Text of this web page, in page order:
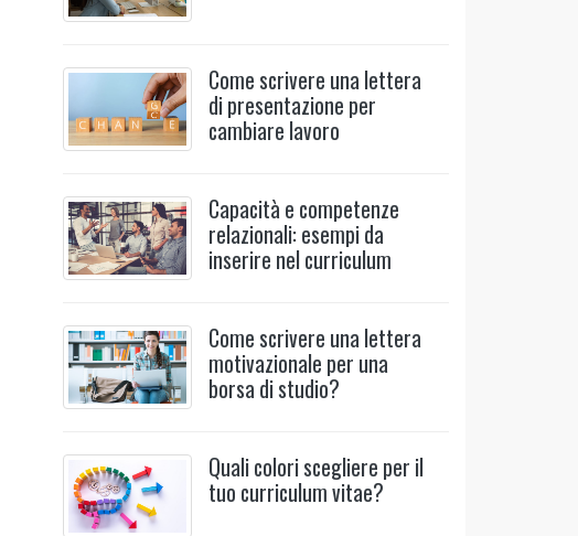
Come scrivere una lettera
di presentazione per
cambiare lavoro
Capacità e competenze
relazionali: esempi da
inserire nel curriculum
Come scrivere una lettera
motivazionale per una
borsa di studio?
Quali colori scegliere per il
tuo curriculum vitae?